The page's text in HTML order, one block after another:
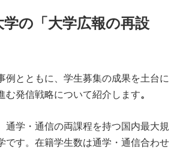
学の「大学広報の再設
例とともに、学生募集の成果を土台に
む発信戦略について紹介します。
通学・通信の両課程を持つ国内最大規
です。在籍学生数は通学・通信合わせ